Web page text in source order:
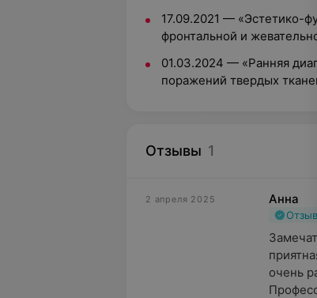
17.09.2021 — «Эстетико-
фронтальной и
01.03.2024 — «Ранняя
поражений твердых
Отзывы 1
2 апреля 2025 Анна
очень